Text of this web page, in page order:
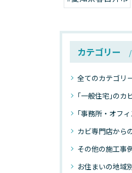
カテゴリー
全てのカテゴリ
｢一般住宅｣のカ
｢事務所・オフィ
カビ専門店から
その他の施工事
お住まいの地域